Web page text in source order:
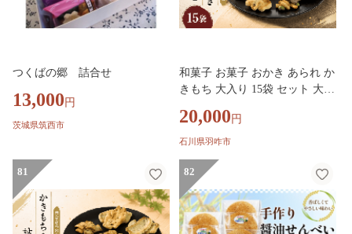
つくばの郷 詰合せ
13,000 円
茨城県筑西市
和菓子 お菓子 おかき あられ か
きもち 大入り 15袋 セット 大
登 塩 もち米 使用 こだわり 素
材 手作り 和菓子 箱入り お中元
包装 菓子 お菓子 米菓 おかし
おやつ 煎餅 せんべい 老舗 宮本
製菓 石川 羽咋 災害支援 2万円
二万円 2000円
20,000 円
石川県羽咋市
81 82